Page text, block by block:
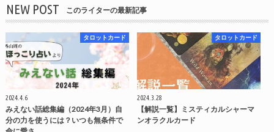
NEW POST このライターの最新記事
タロットカード
2024.4.6
みえない話総集編（2024年3月）自
分の力を使うには？いつも無条件で
タロットカード
2024.3.28
【解説一覧】ミスティカルシャーマ
ンオラクルカード